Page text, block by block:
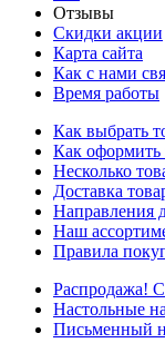
Отзывы
Скидки акции
Карта сайта
Как с нами
Время работы
Как выбрать
Как оформить
Несколько
Доставка
Направления
Наш
Правила
Распродажа!
Настольные
Письменный